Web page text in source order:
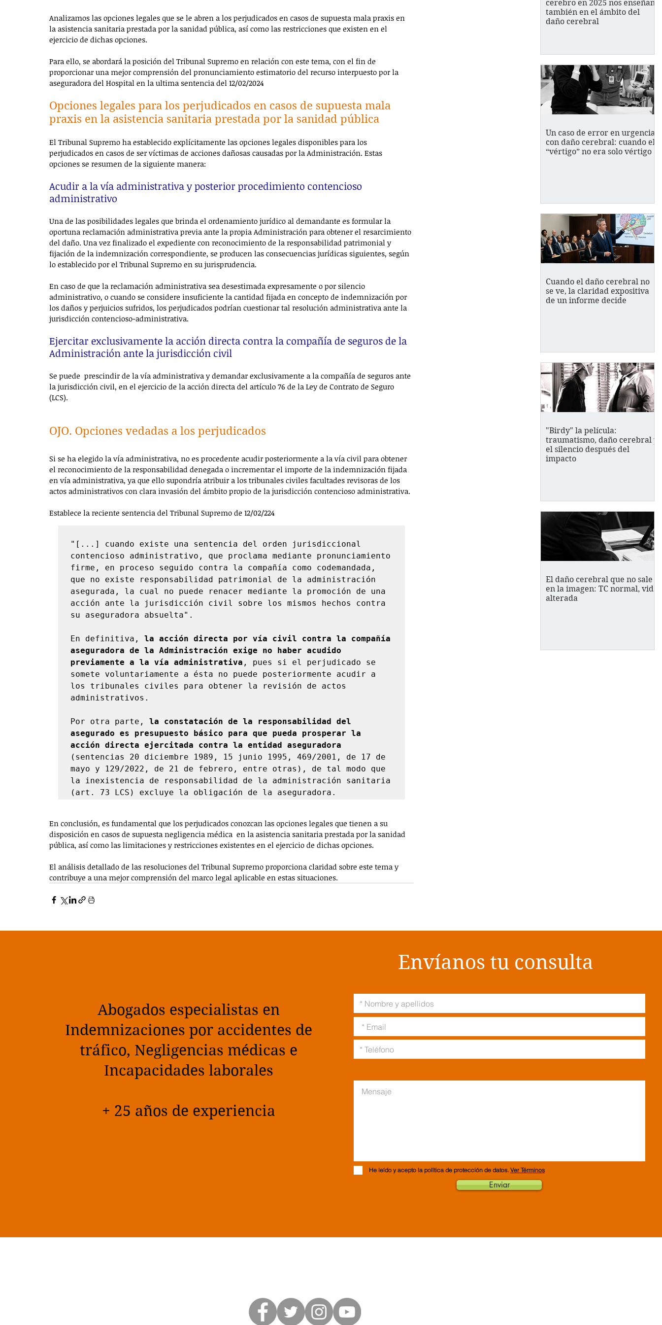
Analizamos las opciones legales que se le abren a los perjudicados en casos de supuesta mala praxis en
la asistencia sanitaria prestada por la sanidad pública, así como las restricciones que existen en el
ejercicio de dichas opciones.
Para ello, se abordará la posición del Tribunal Supremo en relación con este tema, con el fin de
proporcionar una mejor comprensión del pronunciamiento estimatorio del recurso interpuesto por la
aseguradora del Hospital en la ultima sentencia del 12/02/2024
Opciones legales para los perjudicados en casos de supuesta mala
praxis en la asistencia sanitaria prestada por la sanidad pública
El Tribunal Supremo ha establecido explícitamente las opciones legales disponibles para los
perjudicados en casos de ser víctimas de acciones dañosas causadas por la Administración. Estas
opciones se resumen de la siguiente manera:
Acudir a la vía administrativa y posterior procedimiento contencioso
administrativo
Una de las posibilidades legales que brinda el ordenamiento jurídico al demandante es formular la
oportuna reclamación administrativa previa ante la propia Administración para obtener el resarcimiento
del daño. Una vez finalizado el expediente con reconocimiento de la responsabilidad patrimonial y
fijación de la indemnización correspondiente, se producen las consecuencias jurídicas siguientes, según
lo establecido por el Tribunal Supremo en su jurisprudencia.
En caso de que la reclamación administrativa sea desestimada expresamente o por silencio
administrativo, o cuando se considere insuficiente la cantidad fijada en concepto de indemnización por
los daños y perjuicios sufridos, los perjudicados podrían cuestionar tal resolución administrativa ante la
jurisdicción contencioso-administrativa.
Ejercitar exclusivamente la acción directa contra la compañía de seguros de la
Administración ante la jurisdicción civil
Se puede  prescindir de la vía administrativa y demandar exclusivamente a la compañía de seguros ante
la jurisdicción civil, en el ejercicio de la acción directa del artículo 76 de la Ley de Contrato de Seguro
(LCS).
OJO. Opciones vedadas a los perjudicados
Si se ha elegido la vía administrativa, no es procedente acudir posteriormente a la vía civil para obtener
el reconocimiento de la responsabilidad denegada o incrementar el importe de la indemnización fijada
en vía administrativa, ya que ello supondría atribuir a los tribunales civiles facultades revisoras de los
actos administrativos con clara invasión del ámbito propio de la jurisdicción contencioso administrativa.
Establece la reciente sentencia del Tribunal Supremo de 12/02/224
"[...] cuando existe una sentencia del orden jurisdiccional
contencioso administrativo, que proclama mediante pronunciamiento
firme, en proceso seguido contra la compañía como codemandada,
que no existe responsabilidad patrimonial de la administración
asegurada, la cual no puede renacer mediante la promoción de una
acción ante la jurisdicción civil sobre los mismos hechos contra
su aseguradora absuelta".
En definitiva, la acción directa por vía civil contra la compañía
aseguradora de la Administración exige no haber acudido
previamente a la vía administrativa , pues si el perjudicado se
somete voluntariamente a ésta no puede posteriormente acudir a
los tribunales civiles para obtener la revisión de actos
administrativos.
Por otra parte, la constatación de la responsabilidad del
asegurado es presupuesto básico para que pueda prosperar la
acción directa ejercitada contra la entidad aseguradora
(sentencias 20 diciembre 1989, 15 junio 1995, 469/2001, de 17 de
mayo y 129/2022, de 21 de febrero, entre otras), de tal modo que
la inexistencia de responsabilidad de la administración sanitaria
En conclusión, es fundamental que los perjudicados conozcan las opciones legales que tienen a su
disposición en casos de supuesta negligencia médica  en la asistencia sanitaria prestada por la sanidad
pública, así como las limitaciones y restricciones existentes en el ejercicio de dichas opciones.
El análisis detallado de las resoluciones del Tribunal Supremo proporciona claridad sobre este tema y
contribuye a una mejor comprensión del marco legal aplicable en estas situaciones.
cerebro en 2025 nos enseñan
también en el ámbito del
daño cerebral
Un caso de error en urgencias
con daño cerebral: cuando el
“vértigo” no era solo vértigo
Cuando el daño cerebral no
se ve, la claridad expositiva
de un informe decide
"Birdy" la película:
traumatismo, daño cerebral y
el silencio después del
impacto
El daño cerebral que no sale
en la imagen: TC normal, vida
alterada
Envíanos tu consulta
Abogados especialistas en
Indemnizaciones por accidentes de
tráfico, Negligencias médicas e
Incapacidades laborales
+ 25 años de experiencia
He leído y acepto la política de protección de datos. Ver Términos
Enviar